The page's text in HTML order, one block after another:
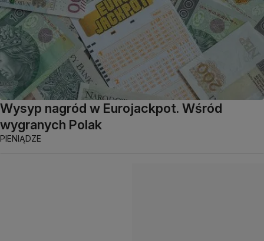
Wysyp nagród w Eurojackpot. Wśród
wygranych Polak
PIENIĄDZE